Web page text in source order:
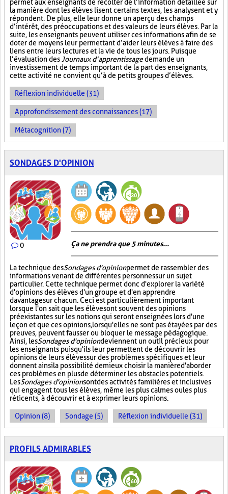
permet aux enseignants de récolter de l’information détaillée sur
la manière dont les élèves lisent certains textes, les analysent et y
répondent. De plus, elle leur donne un aperçu des champs
d’intérêt, des préoccupations et des valeurs de leurs élèves. Par la
suite, les enseignants peuvent utiliser ces informations afin de se
doter de moyens leur permettant d’aider leurs élèves à faire des
liens entre leurs lectures et la vie de tous les jours. Puisque
l’évaluation des Journaux d’apprentissagedemande un
investissement de temps important de la part des enseignants,
cette activité ne convient qu’à de petits groupes d’élèves.
Réflexion individuelle (31)
Approfondissement des connaissances (17)
Métacognition (7)
SONDAGES D'OPINION
0 Ça ne prendra que 5 minutes...
La technique desSondages d'opinionpermet de rassembler des
informations venant de différentes personnes sur un sujet
particulier. Cette technique permet donc d'explorer la variété
d'opinions des élèves d'un groupe et d'en apprendre
davantage sur chacun. Ceci est particulièrement important
lorsque l'on sait que les élèves ont souvent des opinions
préexistantes sur les notions qui seront enseignées lors d'une
leçon et que ces opinions, lorsqu'elles ne sont pas étayées par des
preuves, peuvent fausser ou bloquer le message pédagogique.
Ainsi, lesSondages d'opiniondeviennent un outil précieux pour
les enseignants puisqu'ils leur permettent de découvrir les
opinions de leurs élèves sur des problèmes spécifiques et leur
donnent ainsi la possibilité de mieux choisir la manière d'aborder
ces problèmes en plus de déterminer les obstacles potentiels.
LesSondages d'opinionsont des activités familières et inclusives
qui engagent tous les élèves, même les plus calmes ou les plus
réticents, à découvrir et à exprimer leurs opinions.
Opinion (8) Sondage (5) Réflexion individuelle (31)
PROFILS ADMIRABLES